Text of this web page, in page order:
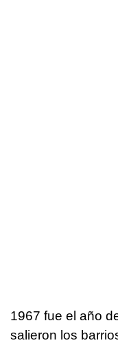
1967 fue el año
salieron los